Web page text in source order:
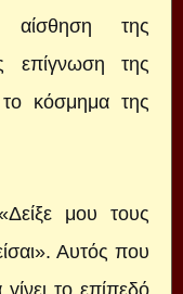
αίσθηση της
επίγνωση της
το κόσμημα της
μου τους
Αυτός που
το επίπεδό